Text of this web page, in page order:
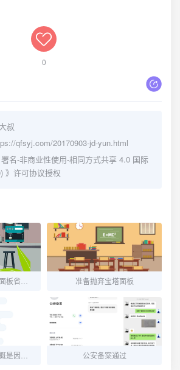
0
叔
qfsyj.com/20170903-jd-yun.html
署名-非商业性使用-相同方式共享 4.0 国际
》许可协议授权
准备抛弃宝塔面板
公安备案通过